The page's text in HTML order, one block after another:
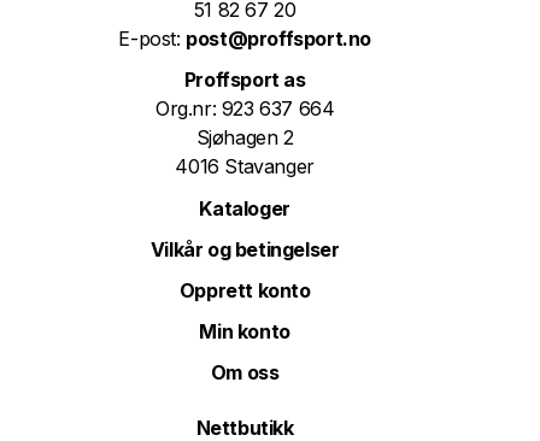
51 82 67 20
E-post: post@proffsport.no
Proffsport as
Org.nr: 923 637 664
Sjøhagen 2
4016 Stavanger
Kataloger
Vilkår og betingelser
Opprett konto
Min konto
Om oss
Nettbutikk